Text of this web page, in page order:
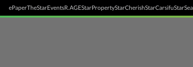
ePaperTheStarEventsR.AGEStarPropertyStarCherishStarCarsifu